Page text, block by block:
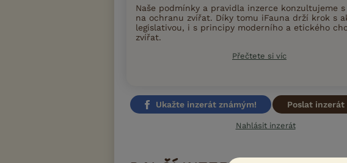
Naše podmínky a pravidla inzerce konzultujeme s
na ochranu zvířat. Díky tomu iFauna drží krok s
legislativou, i s principy moderního a etického
zvířat.
Přečtete si víc
Ukažte inzerát známým! Poslat
Nahlásit inzerát